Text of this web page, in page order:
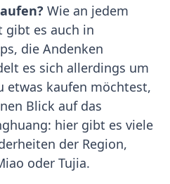
Wie an jedem
gibt es auch in
die Andenken
es sich allerdings um
etwas kaufen möchtest,
Blick auf das
hier gibt es viele
der Region,
oder Tujia.